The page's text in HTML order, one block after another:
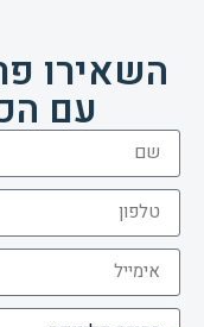
השאירו
עם